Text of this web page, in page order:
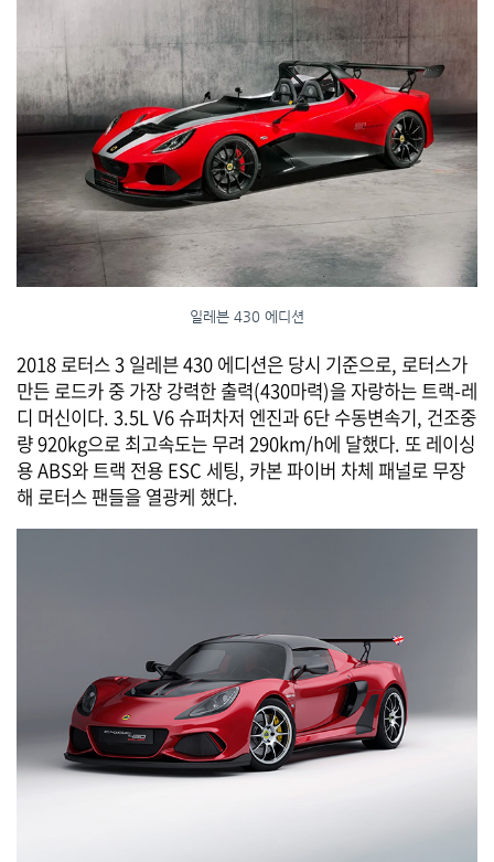
일레븐 430 에디션
2018 로터스 3 일레븐 430 에디션은 당시 기준으로, 로터스가
만든 로드카 중 가장 강력한 출력(430마력)을 자랑하는 트랙-레
디 머신이다. 3.5L V6 슈퍼차저 엔진과 6단 수동변속기, 건조중
량 920kg으로 최고속도는 무려 290km/h에 달했다. 또 레이싱
용 ABS와 트랙 전용 ESC 세팅, 카본 파이버 차체 패널로 무장
해 로터스 팬들을 열광케 했다.